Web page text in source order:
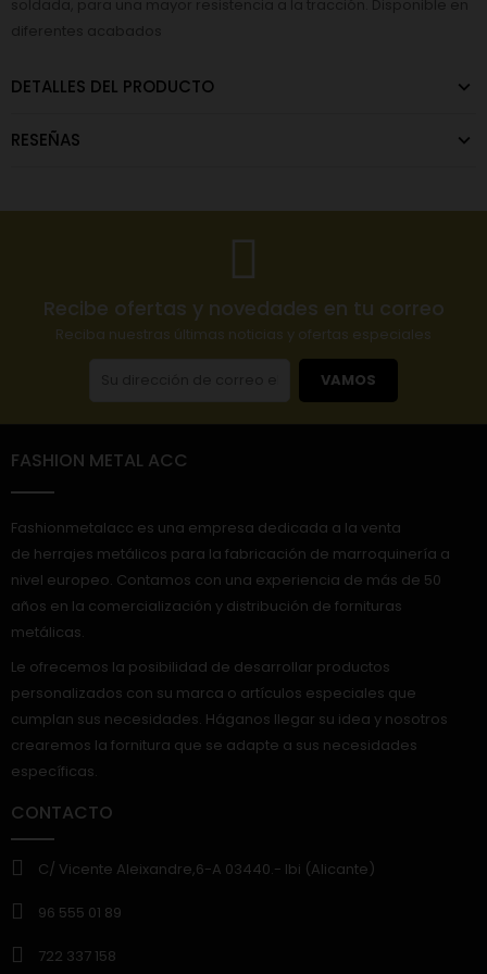
DETALLES DEL PRODUCTO
RESEÑAS
Recibe ofertas y novedades en tu correo
Reciba nuestras últimas noticias y ofertas especiales
VAMOS
FASHION METAL ACC
Fashionmetalacc es una empresa dedicada a la venta
de herrajes metálicos para la fabricación de marroquinería a
nivel europeo. Contamos con una experiencia de más de 50
años en la comercialización y distribución de fornituras
metálicas.
Le ofrecemos la posibilidad de desarrollar productos
personalizados con su marca o artículos especiales que
cumplan sus necesidades. Háganos llegar su idea y nosotros
crearemos la fornitura que se adapte a sus necesidades
específicas.
CONTACTO
C/ Vicente Aleixandre,6-A 03440.- Ibi (Alicante)
96 555 01 89
722 337 158